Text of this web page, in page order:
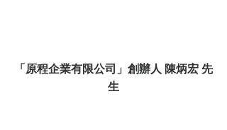
「原程企業有限公司」創辦人 陳炳宏 先
生